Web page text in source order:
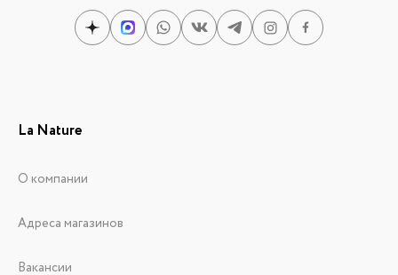
La Nature
О компании
Адреса магазинов
Вакансии